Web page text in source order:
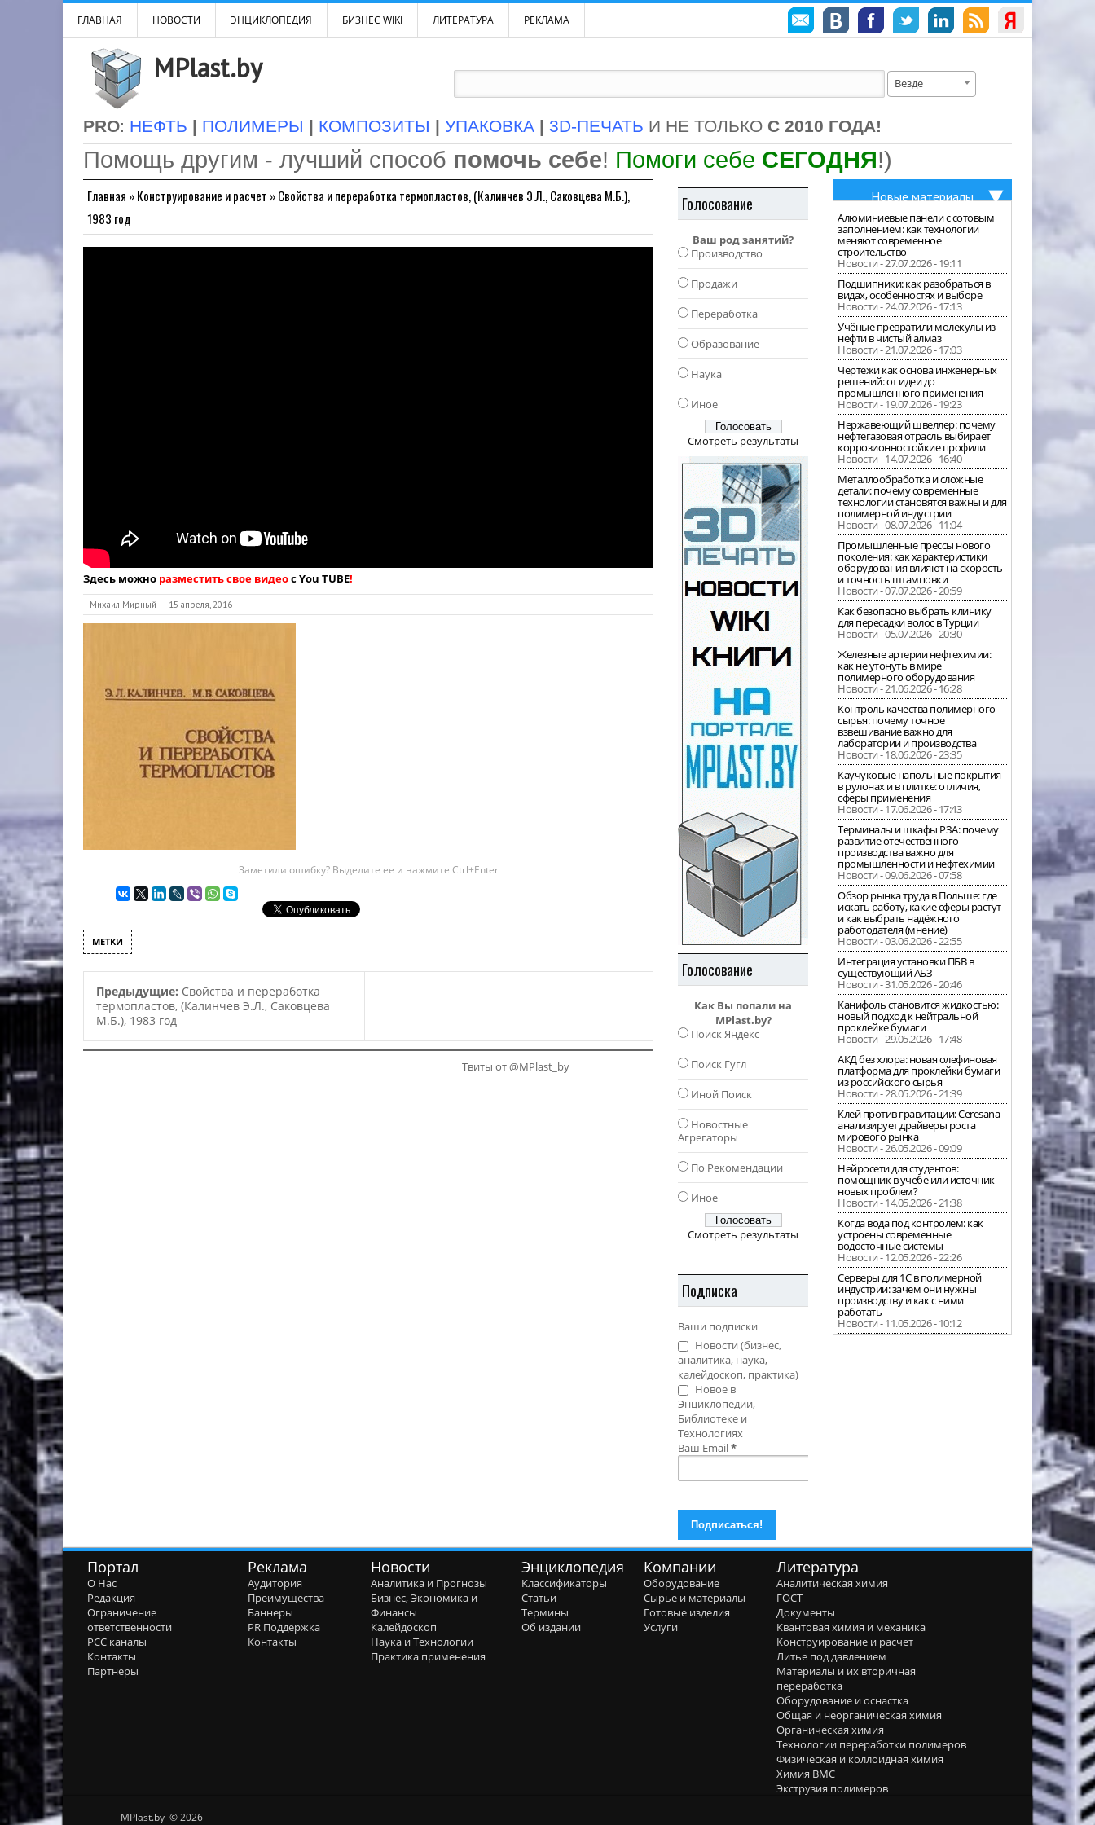
ГЛАВНАЯ НОВОСТИ ЭНЦИКЛОПЕДИЯ БИЗНЕС WIKI ЛИТЕРАТУРА РЕКЛАМА
MPlast.by Везде
PRO: НЕФТЬ | ПОЛИМЕРЫ | КОМПОЗИТЫ | УПАКОВКА | 3D-ПЕЧАТЬ И НЕ ТОЛЬКО С 2010 ГОДА!
Помощь другим - лучший способ помочь себе! Помоги себе СЕГОДНЯ!)
Главная »Конструирование и расчет »Свойства и переработка термопластов, (Калинчев Э.Л., Саковцева М.Б.),
1983 год
Здесь можно разместить свое видеос You TUBE!
Михаил Мирный 15 апреля, 2016
Заметили ошибку? Выделите ее и нажмите Ctrl+Enter
МЕТКИ
Предыдущие: Свойства и переработка
термопластов, (Калинчев Э.Л., Саковцева
М.Б.), 1983 год
Твиты от @MPlast_by
Голосование
Ваш род занятий?
Производство
Продажи
Переработка
Образование
Наука
Иное
Смотреть результаты
Голосование
Как Вы попали на
MPlast.by?
Поиск Яндекс
Поиск Гугл
Иной Поиск
Новостные
Агрегаторы
По Рекомендации
Иное
Смотреть результаты
Подписка
Ваши подписки
Новости (бизнес,
аналитика, наука,
калейдоскоп, практика)
Новое в
Энциклопедии,
Библиотеке и
Технологиях
Ваш Email*
Новые материалы
Алюминиевые панели с сотовым
заполнением: как технологии
меняют современное
строительство
Новости - 27.07.2026 - 19:11
Подшипники: как разобраться в
видах, особенностях и выборе
Новости - 24.07.2026 - 17:13
Учёные превратили молекулы из
нефти в чистый алмаз
Новости - 21.07.2026 - 17:03
Чертежи как основа инженерных
решений: от идеи до
промышленного применения
Новости - 19.07.2026 - 19:23
Нержавеющий швеллер: почему
нефтегазовая отрасль выбирает
коррозионностойкие профили
Новости - 14.07.2026 - 16:40
Металлообработка и сложные
детали: почему современные
технологии становятся важны и для
полимерной индустрии
Новости - 08.07.2026 - 11:04
Промышленные прессы нового
поколения: как характеристики
оборудования влияют на скорость
и точность штамповки
Новости - 07.07.2026 - 20:59
Как безопасно выбрать клинику
для пересадки волос в Турции
Новости - 05.07.2026 - 20:30
Железные артерии нефтехимии:
как не утонуть в мире
полимерного оборудования
Новости - 21.06.2026 - 16:28
Контроль качества полимерного
сырья: почему точное
взвешивание важно для
лаборатории и производства
Новости - 18.06.2026 - 23:35
Каучуковые напольные покрытия
в рулонах и в плитке: отличия,
сферы применения
Новости - 17.06.2026 - 17:43
Терминалы и шкафы РЗА: почему
развитие отечественного
производства важно для
промышленности и нефтехимии
Новости - 09.06.2026 - 07:58
Обзор рынка труда в Польше: где
искать работу, какие сферы растут
и как выбрать надёжного
работодателя (мнение)
Новости - 03.06.2026 - 22:55
Интеграция установки ПБВ в
существующий АБЗ
Новости - 31.05.2026 - 20:46
Канифоль становится жидкостью:
новый подход к нейтральной
проклейке бумаги
Новости - 29.05.2026 - 17:48
АКД без хлора: новая олефиновая
платформа для проклейки бумаги
из российского сырья
Новости - 28.05.2026 - 21:39
Клей против гравитации: Ceresana
анализирует драйверы роста
мирового рынка
Новости - 26.05.2026 - 09:09
Нейросети для студентов:
помощник в учебе или источник
новых проблем?
Новости - 14.05.2026 - 21:38
Когда вода под контролем: как
устроены современные
водосточные системы
Новости - 12.05.2026 - 22:26
Серверы для 1С в полимерной
индустрии: зачем они нужны
производству и как с ними
работать
Новости - 11.05.2026 - 10:12
Портал
О Нас
Редакция
Ограничение
ответственности
РСС каналы
Контакты
Партнеры
Реклама
Аудитория
Преимущества
Баннеры
PR Поддержка
Контакты
Новости
Аналитика и Прогнозы
Бизнес, Экономика и
Финансы
Калейдоскоп
Наука и Технологии
Практика применения
Энциклопедия
Классификаторы
Статьи
Термины
Об издании
Компании
Оборудование
Сырье и материалы
Готовые изделия
Услуги
Литература
Аналитическая химия
ГОСТ
Документы
Квантовая химия и механика
Конструирование и расчет
Литье под давлением
Материалы и их вторичная
переработка
Оборудование и оснастка
Общая и неорганическая химия
Органическая химия
Технологии переработки полимеров
Физическая и коллоидная химия
Химия ВМС
Экструзия полимеров
MPlast.by © 2026